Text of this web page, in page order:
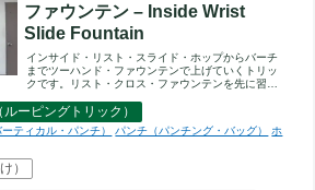
ファウンテン – Inside Wrist
Slide Fountain
インサイド・リスト・スライド・ホップからバーチ
までツーハンド・ファウンテンで上げていくトリッ
クです。リスト・クロス・ファウンテンを先に習得
ルーピングトリック）
ティカル・パンチ） パンチ（パンチング・バッグ）
ホ
）